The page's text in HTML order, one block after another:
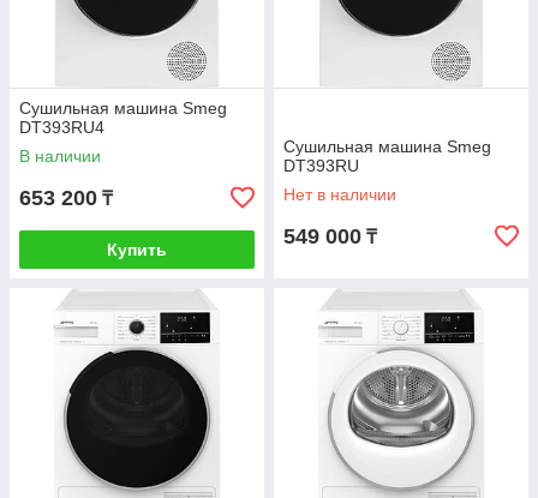
Сушильная машина Smeg
DT393RU4
В наличии
653 200 ₸
Купить
Cушильная машина Smeg
DT393RU
Нет в наличии
549 000 ₸